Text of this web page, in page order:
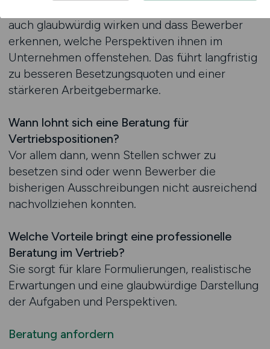
auch glaubwürdig wirken und dass Bewerber
erkennen, welche Perspektiven ihnen im
Unternehmen offenstehen. Das führt langfristig
zu besseren Besetzungsquoten und einer
stärkeren Arbeitgebermarke.
Wann lohnt sich eine Beratung für
Vertriebspositionen?
Vor allem dann, wenn Stellen schwer zu
besetzen sind oder wenn Bewerber die
bisherigen Ausschreibungen nicht ausreichend
nachvollziehen konnten.
Welche Vorteile bringt eine professionelle
Beratung im Vertrieb?
Sie sorgt für klare Formulierungen, realistische
Erwartungen und eine glaubwürdige Darstellung
der Aufgaben und Perspektiven.
Beratung anfordern